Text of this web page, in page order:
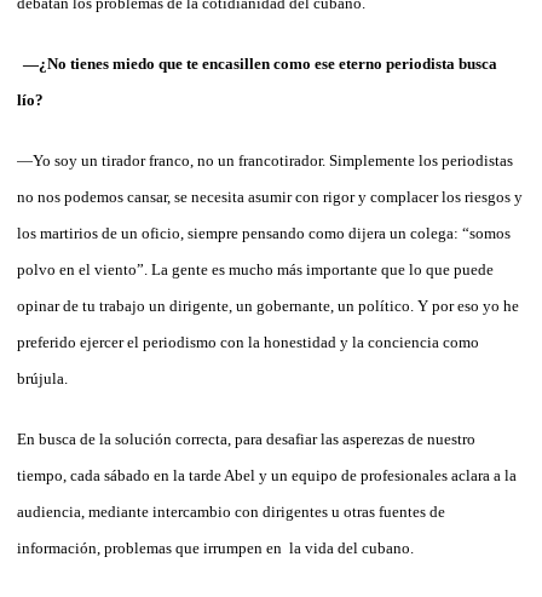
—¿No tienes miedo que te encasillen como ese eterno periodista busca
lío?
—Yo soy un tirador franco, no un francotirador. Simplemente los periodistas
no nos podemos cansar, se necesita asumir con rigor y complacer los riesgos y
los martirios de un oficio, siempre pensando como dijera un colega: “somos
polvo en el viento”. La gente es mucho más importante que lo que puede
opinar de tu trabajo un dirigente, un gobernante, un político. Y por eso yo he
preferido ejercer el periodismo con la honestidad y la conciencia como
brújula.
En busca de la solución correcta, para desafiar las asperezas de nuestro
tiempo, cada sábado en la tarde Abel y un equipo de profesionales aclara a la
audiencia, mediante intercambio con dirigentes u otras fuentes de
información, problemas que irrumpen en la vida del cubano.